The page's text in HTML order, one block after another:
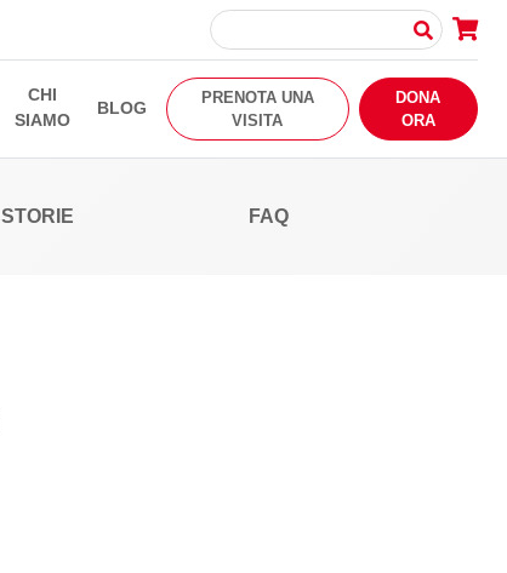
CHI
SIAMO
BLOG
PRENOTA UNA
VISITA
DONA
ORA
STORIE FAQ